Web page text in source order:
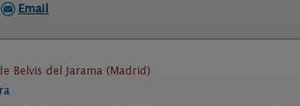
Email
Belvis del Jarama (Madrid)